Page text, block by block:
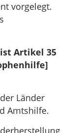
vorgelegt.
Artikel 35
Länder
Amtshilfe.